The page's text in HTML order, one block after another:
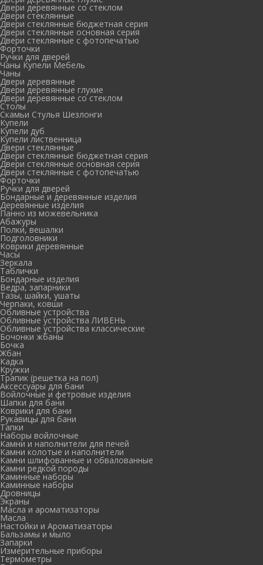
Двери деревянные со стеклом
Двери стеклянные
Двери стеклянные бюджетная серия
Двери стеклянные основная серия
Двери стеклянные с фотопечатью
Форточки
Ручки для дверей
Чаны Купели Мебель
Чаны
Двери деревянные
Двери деревянные глухие
Двери деревянные со стеклом
Столы
Скамьи Стулья Шезлонги
Купели
Купели дуб
Купели лиственница
Двери стеклянные
Двери стеклянные бюджетная серия
Двери стеклянные основная серия
Двери стеклянные с фотопечатью
Форточки
Ручки для дверей
Бондарные и деревянные изделия
Деревянные изделия
Панно из можевельника
Абажуры
Полки, вешалки
Подголовники
Коврики деревянные
Часы
Зеркала
Таблички
Бондарные изделия
Ведра, запарники
Тазы, шайки, ушаты
Черпаки, ковши
Обливные устройства
Обливные устройства ЛИВЕНЬ
Обливные устройства классические
Бочонки жбаны
Бочка
Жбан
Кадка
Кружки
Трапик (решетка на пол)
Аксессуары для бани
Войлочные и фетровые изделия
Шапки для бани
Коврики для бани
Рукавицы для бани
Тапки
Наборы войлочные
Камни и наполнители для печей
Камни колотые и наполнители
Камни шлифованные и обвалованные
Камни редкой породы
Каминные наборы
Каминные наборы
Дровницы
Экраны
Масла и ароматизаторы
Масла
Настойки и Ароматизаторы
Бальзамы и мыло
Запарки
Измерительные приборы
Термометры